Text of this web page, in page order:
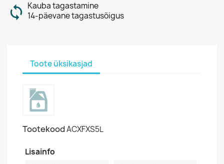
Kauba tagastamine
14-päevane tagastusõigus
Toote üksikasjad
TootekoodACXFXS5L
Lisainfo